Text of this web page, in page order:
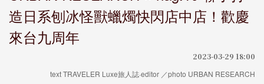
造日系刨冰怪獸蠟燭快閃店中店！歡慶
來台九周年
2023-03-29 18:00
text TRAVELER Luxe旅人誌·editor ／photo URBAN RESEARCH